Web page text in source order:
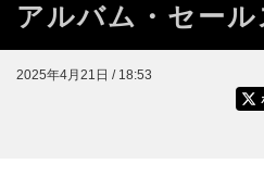
アルバム・セール
2025年4月21日 / 18:53